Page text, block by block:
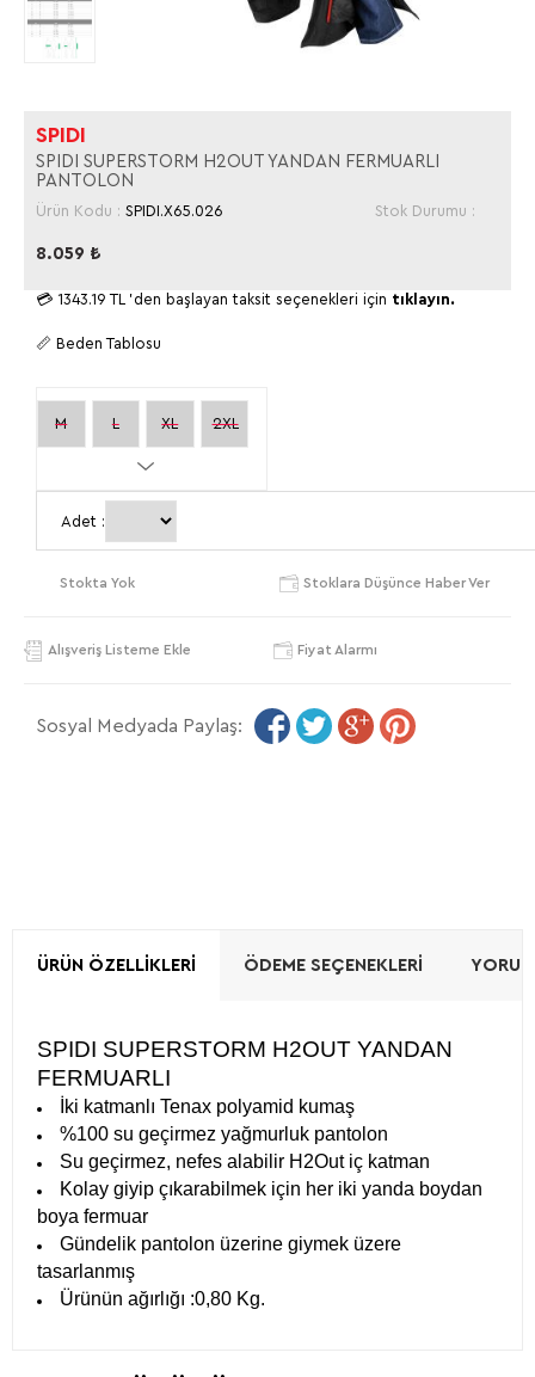
SPIDI
SPIDI SUPERSTORM H2OUT YANDAN FERMUARLI
PANTOLON
Ürün Kodu : SPIDI.X65.026 Stok Durumu :
8.059 ₺
💳 1343.19 TL 'den başlayan taksit seçenekleri için tıklayın.
📏 Beden Tablosu
M L XL 2XL
Adet :
Stokta Yok Stoklara Düşünce Haber Ver
Alışveriş Listeme Ekle Fiyat Alarmı
Sosyal Medyada Paylaş:
ÜRÜN ÖZELLIKLERI ÖDEME SEÇENEKLERI
SPIDI SUPERSTORM H2OUT YANDAN
FERMUARLI
İki katmanlı Tenax polyamid kumaş
%100 su geçirmez yağmurluk pantolon
Su geçirmez, nefes alabilir H2Out iç katman
Kolay giyip çıkarabilmek için her iki yanda boydan
boya fermuar
Gündelik pantolon üzerine giymek üzere
tasarlanmış
Ürünün ağırlığı :0,80 Kg.